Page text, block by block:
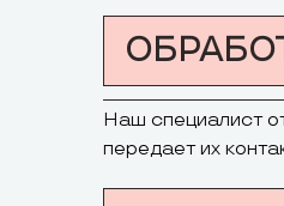
Наш специалист
передает их